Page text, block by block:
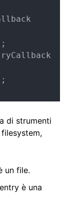
di strumenti
un file.
è una